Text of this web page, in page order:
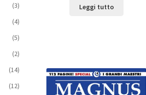
Leggi tutto
(3)
(4)
(5)
(2)
(14)
(12)